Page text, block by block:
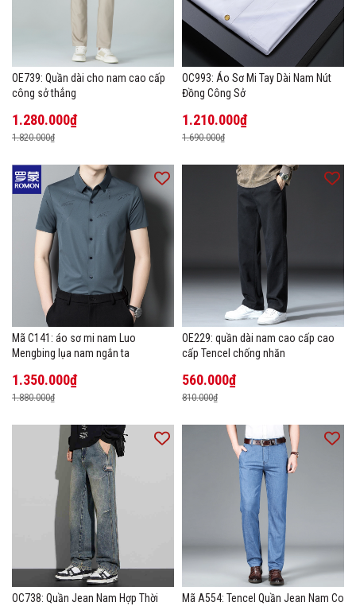
OE739: Quần dài cho nam cao cấp
công sở thẳng
1.280.000₫
1.820.000₫
OC993: Áo Sơ Mi Tay Dài Nam Nút
Đồng Công Sở
1.210.000₫
1.690.000₫
Mã C141: áo sơ mi nam Luo
Mengbing lụa nam ngắn ta
1.350.000₫
1.880.000₫
OE229: quần dài nam cao cấp cao
cấp Tencel chống nhăn
560.000₫
810.000₫
OC738: Quần Jean Nam Hợp Thời
Mã A554: Tencel Quần Jean Nam Co